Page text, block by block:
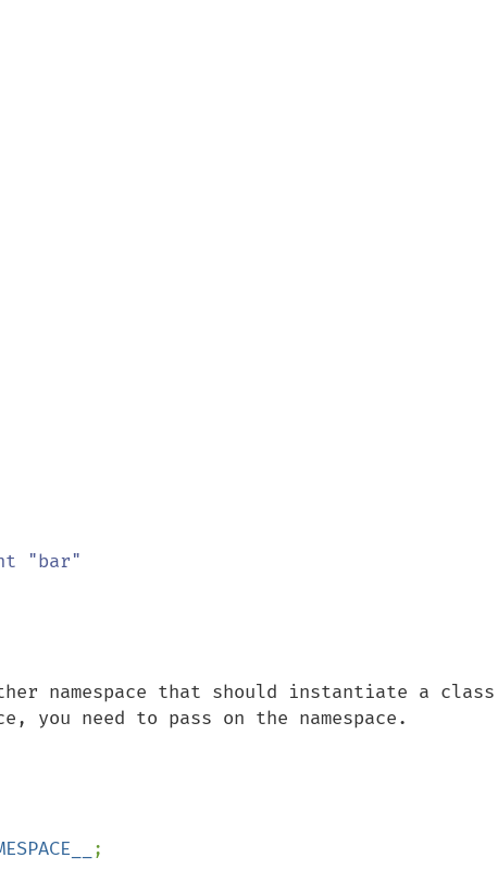
namespace that should instantiate a class
you need to pass on the namespace.
;